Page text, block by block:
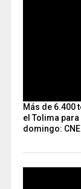
Más de 6.400
el Tolima
domingo: CNE